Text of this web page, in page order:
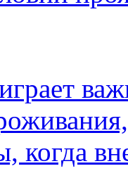
когда